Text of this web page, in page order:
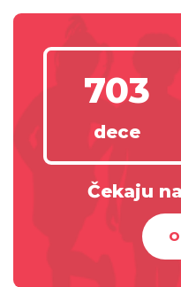
703
dece
Čekaju